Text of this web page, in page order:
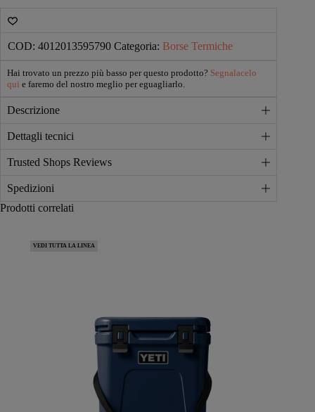
COD: 4012013595790 Categoria: Borse Termiche
Hai trovato un prezzo più basso per questo prodotto? Segnalacelo
qui e faremo del nostro meglio per eguagliarlo.
Descrizione
Dettagli tecnici
Trusted Shops Reviews
Spedizioni
Prodotti correlati
VEDI TUTTA LA LINEA